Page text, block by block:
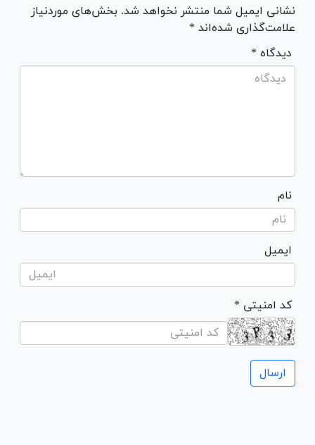
نشانی ایمیل شما منتشر نخواهد شد. بخش‌های موردنیاز
علامت‌گذاری شده‌اند *
* دیدگاه
نام
ایمیل
* کد امنیتی